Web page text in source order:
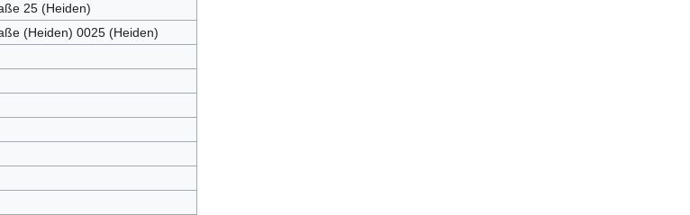
25 (Heiden)
(Heiden) 0025 (Heiden)